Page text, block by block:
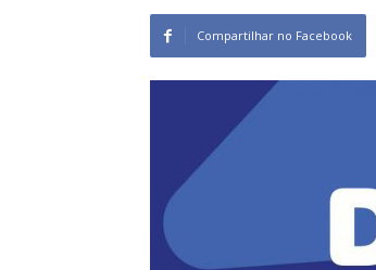
Compartilhar no Facebook